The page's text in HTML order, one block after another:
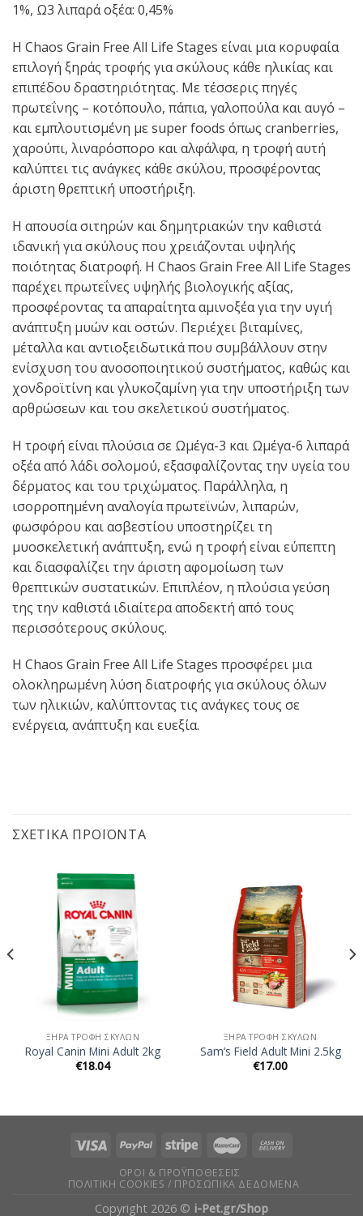
1%, Ω3 λιπαρά οξέα: 0,45%
Η Chaos Grain Free All Life Stages είναι μια κορυφαία
επιλογή ξηράς τροφής για σκύλους κάθε ηλικίας και
επιπέδου δραστηριότητας. Με τέσσερις πηγές
πρωτεΐνης – κοτόπουλο, πάπια, γαλοπούλα και αυγό –
και εμπλουτισμένη με super foods όπως cranberries,
χαρούπι, λιναρόσπορο και αλφάλφα, η τροφή αυτή
καλύπτει τις ανάγκες κάθε σκύλου, προσφέροντας
άριστη θρεπτική υποστήριξη.
Η απουσία σιτηρών και δημητριακών την καθιστά
ιδανική για σκύλους που χρειάζονται υψηλής
ποιότητας διατροφή. Η Chaos Grain Free All Life Stages
παρέχει πρωτεΐνες υψηλής βιολογικής αξίας,
προσφέροντας τα απαραίτητα αμινοξέα για την υγιή
ανάπτυξη μυών και οστών. Περιέχει βιταμίνες,
μέταλλα και αντιοξειδωτικά που συμβάλλουν στην
ενίσχυση του ανοσοποιητικού συστήματος, καθώς και
χονδροϊτίνη και γλυκοζαμίνη για την υποστήριξη των
αρθρώσεων και του σκελετικού συστήματος.
Η τροφή είναι πλούσια σε Ωμέγα-3 και Ωμέγα-6 λιπαρά
οξέα από λάδι σολομού, εξασφαλίζοντας την υγεία του
δέρματος και του τριχώματος. Παράλληλα, η
ισορροπημένη αναλογία πρωτεϊνών, λιπαρών,
φωσφόρου και ασβεστίου υποστηρίζει τη
μυοσκελετική ανάπτυξη, ενώ η τροφή είναι εύπεπτη
και διασφαλίζει την άριστη αφομοίωση των
θρεπτικών συστατικών. Επιπλέον, η πλούσια γεύση
της την καθιστά ιδιαίτερα αποδεκτή από τους
περισσότερους σκύλους.
Η Chaos Grain Free All Life Stages προσφέρει μια
ολοκληρωμένη λύση διατροφής για σκύλους όλων
των ηλικιών, καλύπτοντας τις ανάγκες τους σε
ενέργεια, ανάπτυξη και ευεξία.
ΣΧΕΤΙΚΆ ΠΡΟΪΌΝΤΑ
ΞΗΡΆ ΤΡΟΦΉ ΣΚΎΛΩΝ
Royal Canin Mini Adult 2kg
€18.04
ΞΗΡΆ ΤΡΟΦΉ ΣΚΎΛΩΝ
Sam’s Field Adult Mini 2.5kg
€17.00
ΌΡΟΙ & ΠΡΟΫΠΟΘΈΣΕΙΣ
ΠΟΛΙΤΙΚΉ COOKIES / ΠΡΟΣΩΠΙΚΆ ΔΕΔΟΜΈΝΑ
Copyright 2026 © i-Pet.gr/Shop